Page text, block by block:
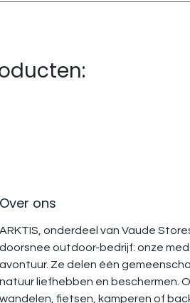
Over ons
ARKTIS, onderdeel van Vaude
doorsnee outdoor-bedrijf: onze
avontuur. Ze delen één
natuur liefhebben en beschermen.
wandelen, fietsen, kamperen of